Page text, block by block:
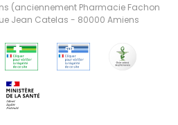
(anciennement Pharmacie Fachon
Jean Catelas - 80000 Amiens